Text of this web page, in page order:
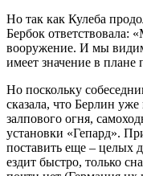
Но так как Кулеба
Бербок ответствовала:
вооружение. И мы
имеет значение в
Но поскольку
сказала, что Берлин
залпового огня,
установки «Гепард».
поставить еще – целых
ездит быстро, только